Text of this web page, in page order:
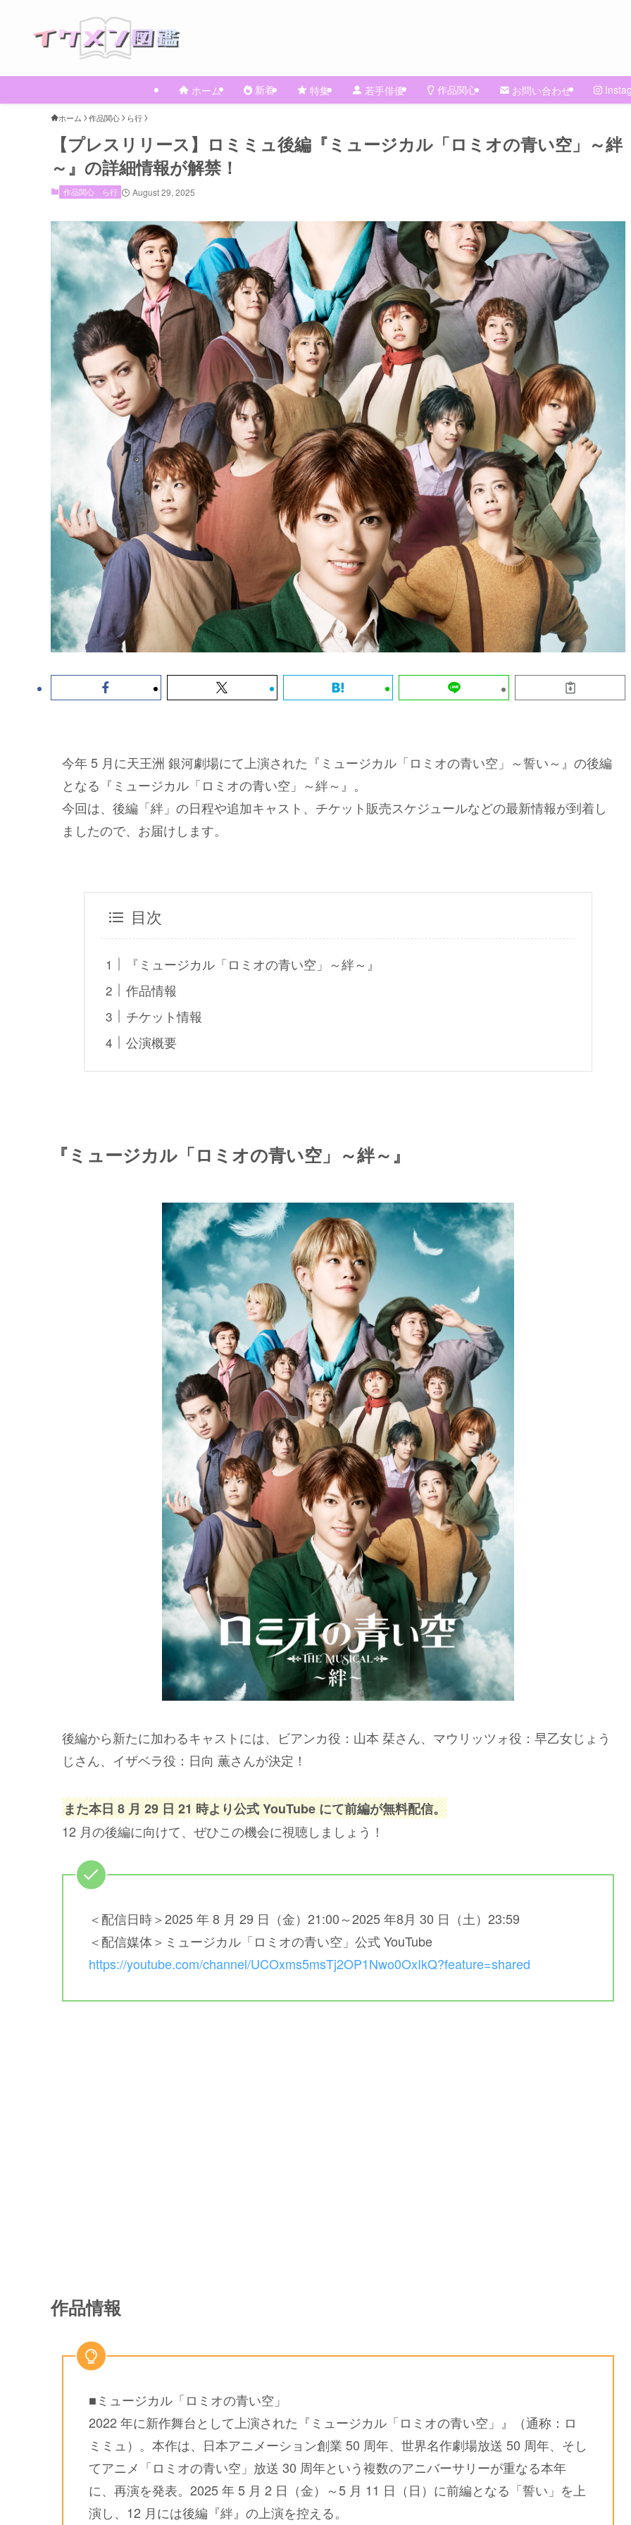
ホーム 新着 特集 若手俳優 作品関心 お問い合わせ
ホーム 作品関心 ら行
【プレスリリース】ロミミュ後編『ミュージカル「ロミオの青い空」～絆
～』の詳細情報が解禁！
作品関心 ら行 August 29, 2025
今年 5 月に天王洲 銀河劇場にて上演された『ミュージカル「ロミオの青い空」～誓い～』の後編
となる『ミュージカル「ロミオの青い空」～絆～』。
今回は、後編「絆」の日程や追加キャスト、チケット販売スケジュールなどの最新情報が到着し
ましたので、お届けします。
目次
『ミュージカル「ロミオの青い空」～絆～』
作品情報
チケット情報
公演概要
『ミュージカル「ロミオの青い空」～絆～』
後編から新たに加わるキャストには、ビアンカ役：山本 栞さん、マウリッツォ役：早乙女じょう
じさん、イザベラ役：日向 薫さんが決定！
また本日 8 月 29 日 21 時より公式 YouTube にて前編が無料配信。
12 月の後編に向けて、ぜひこの機会に視聴しましょう！
＜配信日時＞2025 年 8 月 29 日（金）21:00～2025 年8月 30 日（土）23:59
＜配信媒体＞ミュージカル「ロミオの青い空」公式 YouTube
https://youtube.com/channel/UCOxms5msTj2OP1Nwo0OxIkQ?feature=shared
作品情報
■ミュージカル「ロミオの青い空」
2022 年に新作舞台として上演された『ミュージカル「ロミオの青い空」』（通称：ロ
ミミュ）。本作は、日本アニメーション創業 50 周年、世界名作劇場放送 50 周年、そし
てアニメ「ロミオの青い空」放送 30 周年という複数のアニバーサリーが重なる本年
に、再演を発表。2025 年 5 月 2 日（金）～5 月 11 日（日）に前編となる「誓い」を上
演し、12 月には後編『絆』の上演を控える。